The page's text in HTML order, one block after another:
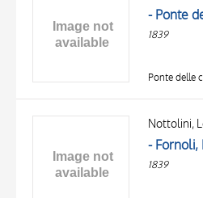
- Ponte
1839
Ponte delle
Nottolini,
1839